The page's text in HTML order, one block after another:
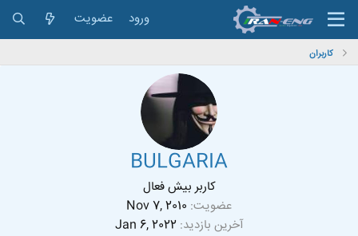
ورود عضویت
کاربران
BULGARIA
کاربر بیش فعال
عضویت Nov 7, 2010
آخرین بازدید Jan 6, 2022